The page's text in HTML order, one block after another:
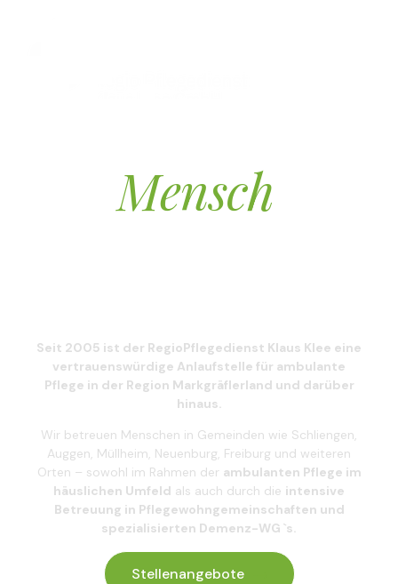
DerMensch
Seit 2005 ist der RegioPflegedienst Klaus Klee eine
vertrauenswürdige Anlaufstelle für ambulante
Pflege in der Region Markgräflerland und darüber
hinaus.
Wir betreuen Menschen in Gemeinden wie Schliengen,
Auggen, Müllheim, Neuenburg, Freiburg und weiteren
Orten – sowohl im Rahmen der ambulanten Pflege im
häuslichen Umfeld als auch durch die intensive
Betreuung in Pflegewohngemeinschaften und
spezialisierten Demenz-WG `s.
Stellenangebote